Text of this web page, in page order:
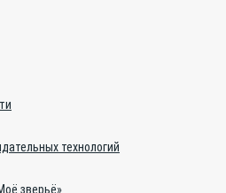
технологий
зверьё»